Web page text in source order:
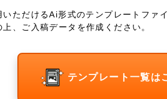
ただけるAi形式のテンプレートファ
、ご入稿データを作成ください。
テンプレート一覧は